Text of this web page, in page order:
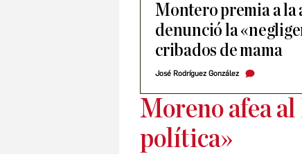
Montero premia a la
denunció la
cribados de mama
José Rodríguez González
Moreno afea
política»